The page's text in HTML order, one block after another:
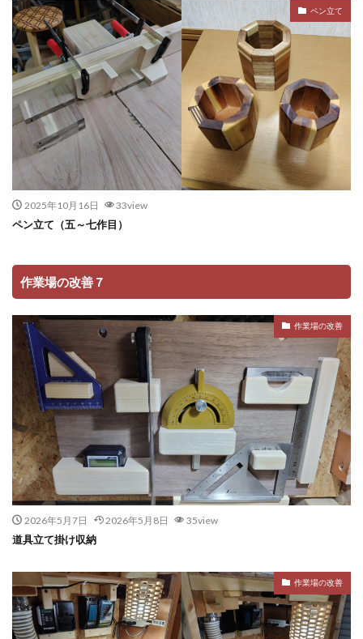
ペン立て
2025年10月16日 33view
ペン立て（五～七作目）
作業場の改善７
作業場の改善
2026年5月7日 2026年5月8日 35view
道具立て掛け収納
作業場の改善